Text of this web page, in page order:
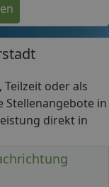
oder als
Stellenangebote in
direkt in